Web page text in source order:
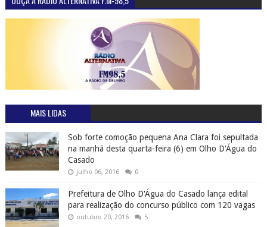
MAIS LIDAS
Sob forte comoção pequena Ana Clara foi sepultada
na manhã desta quarta-feira (6) em Olho D'Água do
Casado
julho 06, 2016 0
Prefeitura de Olho D'Água do Casado lança edital
para realização do concurso público com 120 vagas
outubro 20, 2016 5